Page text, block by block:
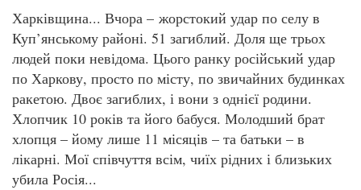
Харківщина... Вчора – жорстокий удар по селу в
Куп’янському районі. 51 загиблий. Доля ще трьох
людей поки невідома. Цього ранку російський удар
по Харкову, просто по місту, по звичайних будинках
ракетою. Двоє загиблих, і вони з однієї родини.
Хлопчик 10 років та його бабуся. Молодший брат
хлопця – йому лише 11 місяців – та батьки – в
лікарні. Мої співчуття всім, чиїх рідних і близьких
убила Росія...